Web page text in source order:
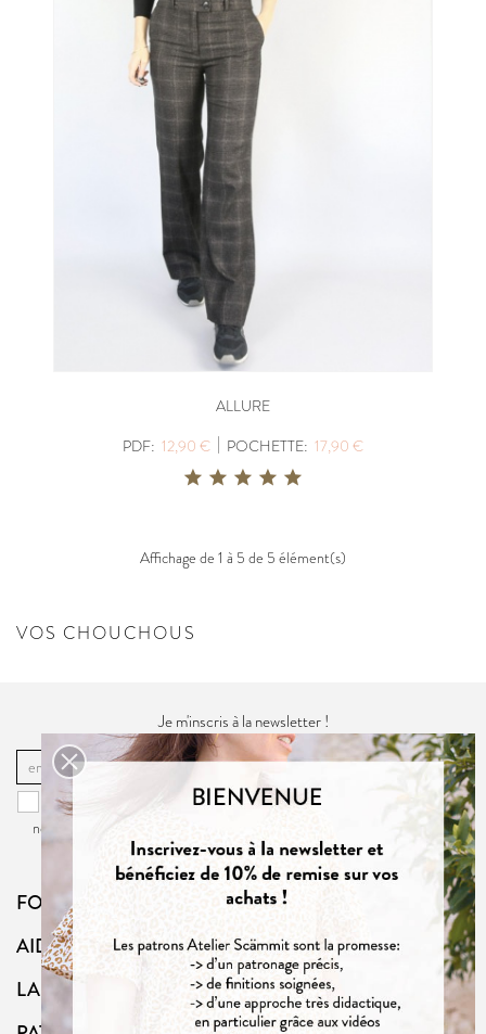
ALLURE
PDF: 12,90 € | POCHETTE: 17,90 €
Affichage de 1 à 5 de 5 élément(s)
VOS CHOUCHOUS
Je m'inscris à la newsletter !
OK
Vous pouvez vous désinscrire à tout moment. Vous trouverez pour cela
nos informations de contact dans la
du site.
FOLLOW US
AIDE
LA BOUTIQUE